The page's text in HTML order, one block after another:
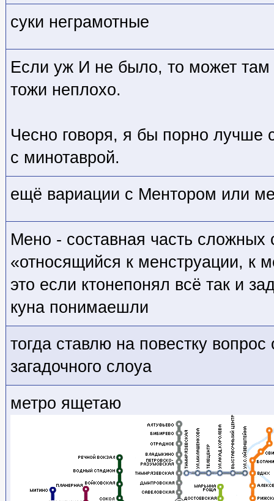
суки неграмотные
Если уж И не было, то может там
тожи неплохо.
Чесно говоря, я бы порно лучше
с минотаврой.
ещё вариации с Ментором или
Мено - составная часть
«относящийся к менструации, к
это если ктонепонял всё так и
куна понимаешли
тогда ставлю на повестку вопрос
загадочного слоуа
метро ящетаю